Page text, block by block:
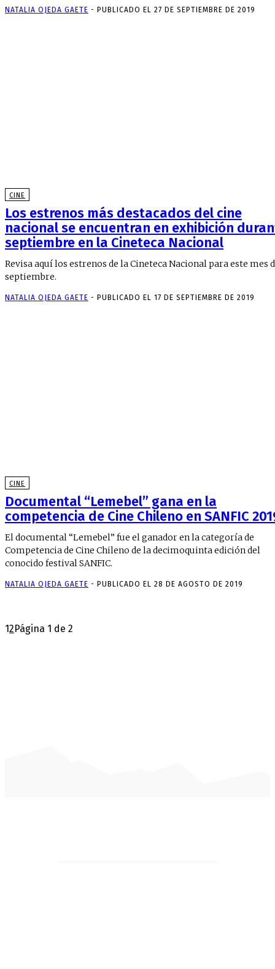
NATALIA OJEDA GAETE - PUBLICADO EL 27 DE SEPTIEMBRE DE 2019
CINE
Los estrenos más destacados del cine
nacional se encuentran en exhibición
septiembre en la Cineteca Nacional
Revisa aquí los estrenos de la Cineteca Nacional para este mes
septiembre.
NATALIA OJEDA GAETE - PUBLICADO EL 17 DE SEPTIEMBRE DE 2019
CINE
Documental “Lemebel” gana en la
competencia de Cine Chileno en SANFIC
El documental “Lemebel” fue el ganador en la categoría de
Competencia de Cine Chileno de la decimoquinta edición del
conocido festival SANFIC.
NATALIA OJEDA GAETE - PUBLICADO EL 28 DE AGOSTO DE 2019
12Página 1 de 2